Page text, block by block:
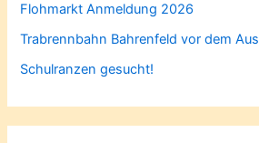
Flohmarkt Anmeldung 2026
Trabrennbahn Bahrenfeld vor dem Aus
Schulranzen gesucht!